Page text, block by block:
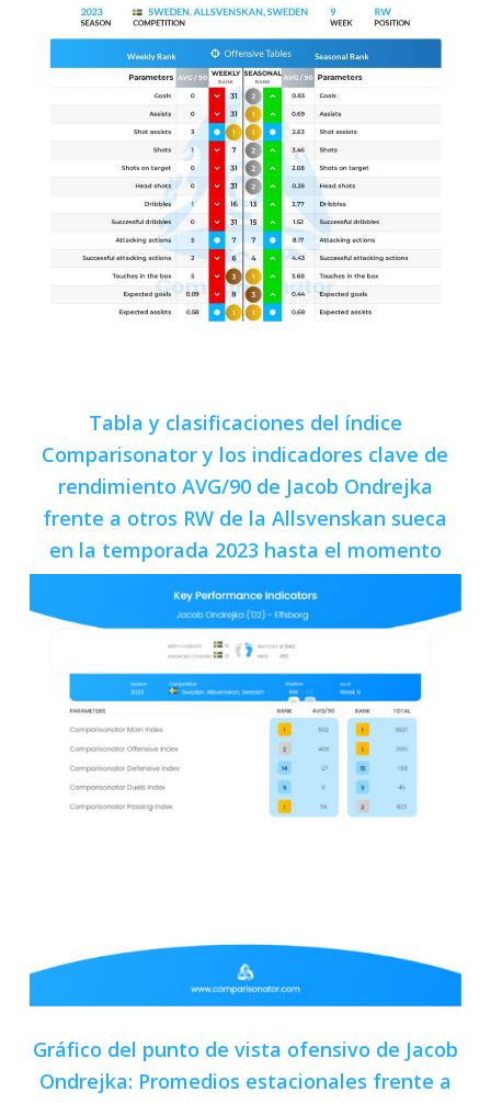
Tabla y clasificaciones del índice
Comparisonator y los indicadores clave de
rendimiento AVG/90 de Jacob Ondrejka
frente a otros RW de la Allsvenskan sueca
en la temporada 2023 hasta el momento
Gráfico del punto de vista ofensivo de Jacob
Ondrejka: Promedios estacionales frente a